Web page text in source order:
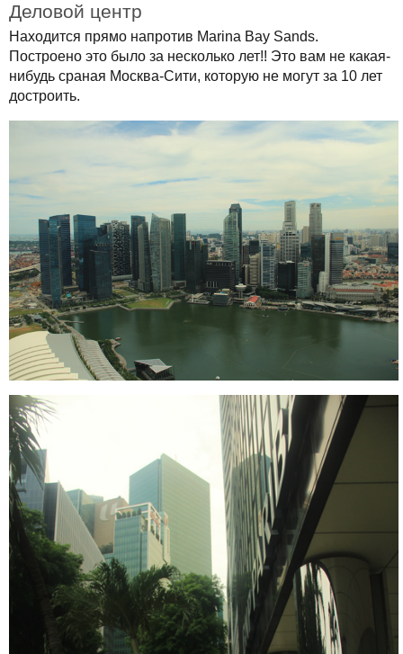
Деловой центр
Находится прямо напротив Marina Bay Sands.
Построено это было за несколько лет!! Это вам не какая-
нибудь сраная Москва-Сити, которую не могут за 10 лет
достроить.